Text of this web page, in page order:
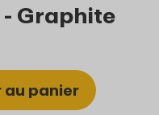
Graphite
au panier